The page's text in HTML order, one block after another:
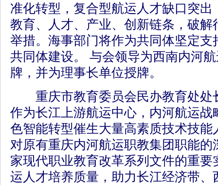
准化转型，复合型航运人才缺口突
教育、人才、产业、创新链条，破解
举措。海事部门将作为共同体坚定支
共同体建设。 与会领导为西南内河
牌，并为理事长单位授牌。
重庆市教育委员会民办教育处处
作为长江上游航运中心，内河航运战
色智能转型催生大量高素质技术技能
对原有重庆内河航运职教集团职能的
家现代职业教育改革系列文件的重
运人才培养质量，助力长江经济带、